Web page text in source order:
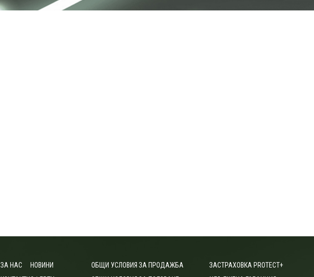
ЗА НАС
НОВИНИ
ОБЩИ УСЛОВИЯ ЗА ПРОДАЖБА
ЗАСТРАХОВКА PROTECT+